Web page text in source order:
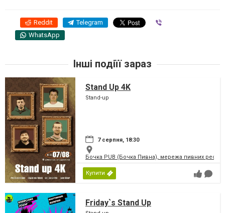
Reddit Telegram
WhatsApp
Інші подіїї зараз
Stand Up 4K
Stand-up
7 серпня, 18:30
Бочка PUB (Бочка Пивна), мережа пивних
Купити
Friday`s Stand Up